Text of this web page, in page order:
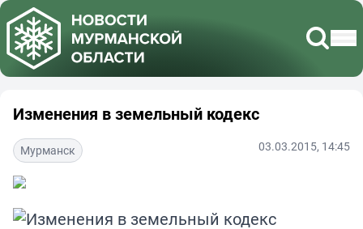
Изменения в земельный кодекс
Мурманск 03.03.2015, 14:45